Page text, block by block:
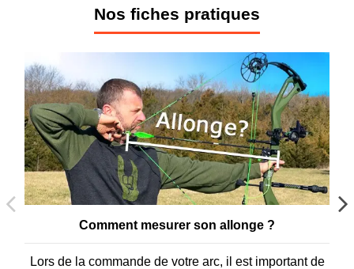
Nos fiches pratiques
Comment mesurer son allonge ?
Lors de la commande de votre arc, il est important de